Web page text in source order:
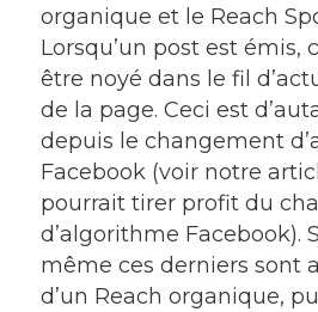
organique et le Reach
Lorsqu’un post est émis,
être noyé dans le fil
de la page. Ceci est
depuis le changement
Facebook (voir notre
pourrait tirer profit du
d’algorithme Facebook).
même ces derniers sont
d’un Reach organique,